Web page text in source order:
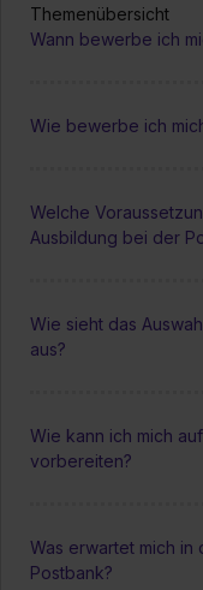
Themenübersicht
Wann bewerbe ich
Wie bewerbe ich
Welche
Ausbildung bei der
Wie sieht das
aus?
Wie kann ich mich
vorbereiten?
Was erwartet mich
Postbank?